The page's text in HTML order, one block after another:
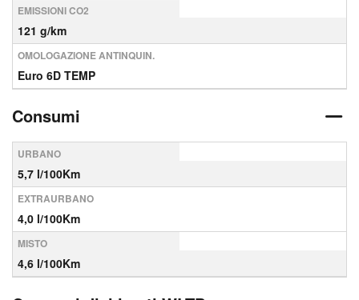
EMISSIONI CO2
121 g/km
OMOLOGAZIONE ANTINQUIN.
Euro 6D TEMP
Consumi
URBANO
5,7 l/100Km
EXTRAURBANO
4,0 l/100Km
MISTO
4,6 l/100Km